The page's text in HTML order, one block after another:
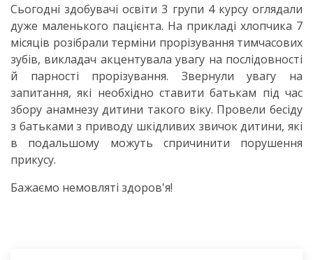
Сьогодні здобувачі освіти 3 групи 4 курсу оглядали
дуже маленького пацієнта. На прикладі хлопчика 7
місяців розібрали терміни прорізування тимчасових
зубів, викладач акцентувала увагу на послідовності
й парності прорізування. Звернули увагу на
запитання, які необхідно ставити батькам під час
збору анамнезу дитини такого віку. Провели бесіду
з батьками з приводу шкідливих звичок дитини, які
в подальшому можуть спричинити порушення
прикусу.
Бажаємо немовляті здоров'я!